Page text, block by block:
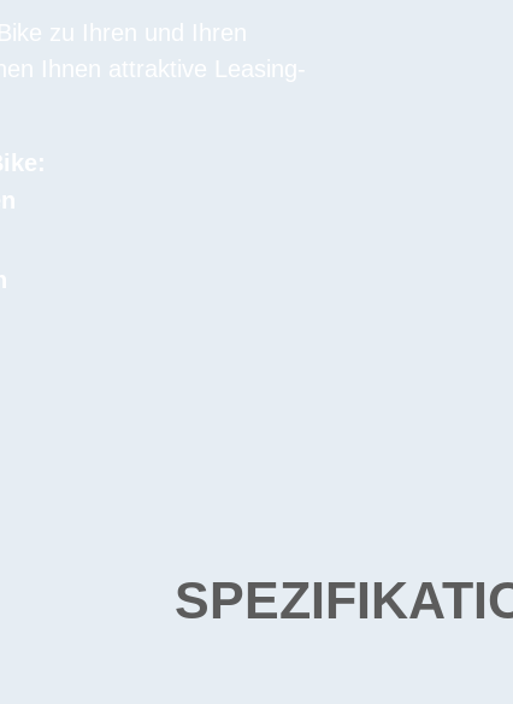
zu Ihren und Ihren
Ihnen attraktive Leasing-